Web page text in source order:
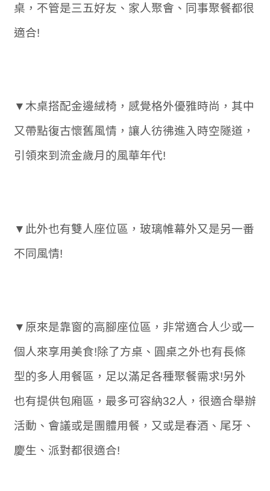
桌，不管是三五好友、家人聚會、同事聚餐都很
適合!
▼木桌搭配金邊絨椅，感覺格外優雅時尚，其中
又帶點復古懷舊風情，讓人彷彿進入時空隧道，
引領來到流金歲月的風華年代!
▼此外也有雙人座位區，玻璃帷幕外又是另一番
不同風情!
▼原來是靠窗的高腳座位區，非常適合人少或一
個人來享用美食!除了方桌、圓桌之外也有長條
型的多人用餐區，足以滿足各種聚餐需求!另外
也有提供包廂區，最多可容納32人，很適合舉辦
活動、會議或是團體用餐，又或是春酒、尾牙、
慶生、派對都很適合!